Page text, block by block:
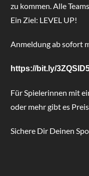
zu kommen. Alle
Ein Ziel: LEVEL UP!
Anmeldung ab sofort
https://bit.ly/
Für Spielerinnen mit
oder mehr gibt es
Sichere Dir Deinen